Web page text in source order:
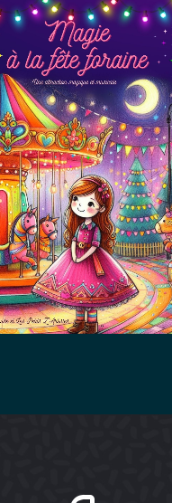
Magie à la
fête foraine